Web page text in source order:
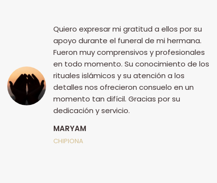
Quiero expresar mi gratitud a ellos por su
apoyo durante el funeral de mi hermana.
Fueron muy comprensivos y profesionales
en todo momento. Su conocimiento de los
rituales islámicos y su atención a los
detalles nos ofrecieron consuelo en un
momento tan difícil. Gracias por su
dedicación y servicio.
MARYAM
CHIPIONA